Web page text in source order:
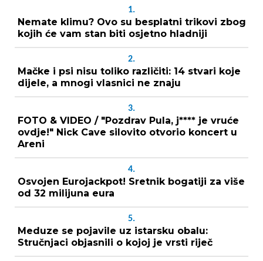
1.
Nemate klimu? Ovo su besplatni trikovi zbog
kojih će vam stan biti osjetno hladniji
2.
Mačke i psi nisu toliko različiti: 14 stvari koje
dijele, a mnogi vlasnici ne znaju
3.
FOTO & VIDEO / "Pozdrav Pula, j**** je vruće
ovdje!" Nick Cave silovito otvorio koncert u
Areni
4.
Osvojen Eurojackpot! Sretnik bogatiji za više
od 32 milijuna eura
5.
Meduze se pojavile uz istarsku obalu:
Stručnjaci objasnili o kojoj je vrsti riječ